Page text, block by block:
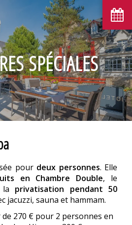
SPÉCIALES
pourdeux personnes. Elle
en Chambre Double, le
privatisation pendant 50
jacuzzi, sauna et hammam.
270 € pour 2 personnes en